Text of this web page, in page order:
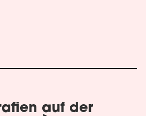
auf der